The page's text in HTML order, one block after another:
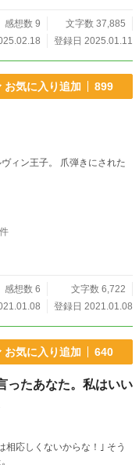
彼に嫌がらせをする理由をお
、お前が彼女に嫌がらせをし
ました！ スピンオフは第19
みてくださいね。 (*´▽`人)ｱﾘ
感想数 9
文字数 37,885
登録日 2025.01.11
お気に入り追加 899
ィン王子。 爪弾きにされた
感想数 6
文字数 6,722
登録日 2021.01.08
お気に入り追加 640
ったあなた。私はいい
しくないからな！｣ そう